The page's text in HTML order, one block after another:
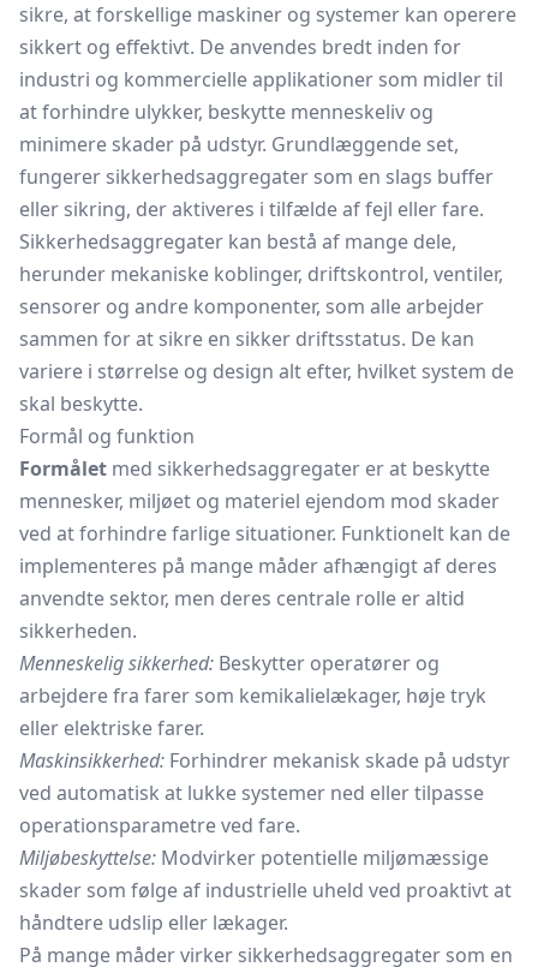
sikre, at forskellige maskiner og systemer kan operere
sikkert og effektivt. De anvendes bredt inden for
industri og kommercielle applikationer som midler til
at forhindre ulykker, beskytte menneskeliv og
minimere skader på udstyr. Grundlæggende set,
fungerer sikkerhedsaggregater som en slags buffer
eller sikring, der aktiveres i tilfælde af fejl eller fare.
Sikkerhedsaggregater kan bestå af mange dele,
herunder mekaniske koblinger, driftskontrol, ventiler,
sensorer og andre komponenter, som alle arbejder
sammen for at sikre en sikker driftsstatus. De kan
variere i størrelse og design alt efter, hvilket system de
skal beskytte.
Formål og funktion
Formålet med sikkerhedsaggregater er at beskytte
mennesker, miljøet og materiel ejendom mod skader
ved at forhindre farlige situationer. Funktionelt kan de
implementeres på mange måder afhængigt af deres
anvendte sektor, men deres centrale rolle er altid
sikkerheden.
Menneskelig sikkerhed: Beskytter operatører og
arbejdere fra farer som kemikalielækager, høje tryk
eller elektriske farer.
Maskinsikkerhed: Forhindrer mekanisk skade på udstyr
ved automatisk at lukke systemer ned eller tilpasse
operationsparametre ved fare.
Miljøbeskyttelse: Modvirker potentielle miljømæssige
skader som følge af industrielle uheld ved proaktivt at
håndtere udslip eller lækager.
På mange måder virker sikkerhedsaggregater som en